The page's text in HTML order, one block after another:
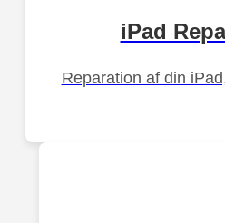
iPad
Reparation af din